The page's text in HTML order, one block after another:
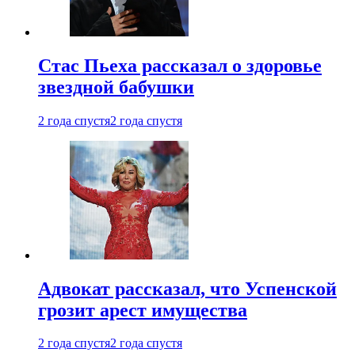
Стас Пьеха рассказал о здоровье
звездной бабушки
2 года спустя2 года спустя
Адвокат рассказал, что Успенской
грозит арест имущества
2 года спустя2 года спустя